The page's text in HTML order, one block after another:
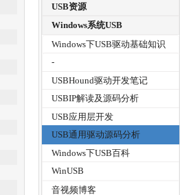
USB资源
Windows系统USB
Windows下USB驱动基础知识
-
USBHound驱动开发笔记
USBIP解读及源码分析
USB应用层开发
USB通用驱动源码分析
Windows下USB百科
WinUSB
音视频博客